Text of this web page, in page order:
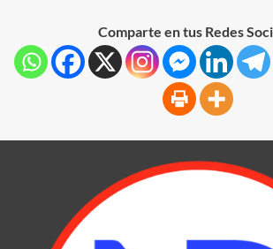
Comparte en tus Redes